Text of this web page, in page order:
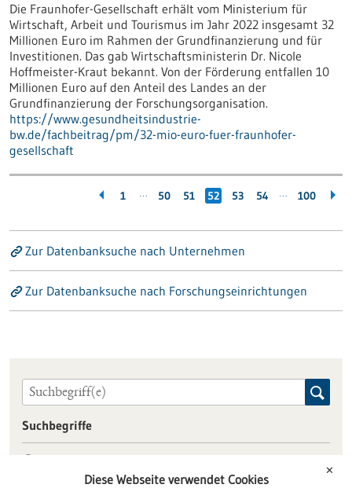
Die Fraunhofer-Gesellschaft erhält vom Ministerium für
Wirtschaft, Arbeit und Tourismus im Jahr 2022 insgesamt 32
Millionen Euro im Rahmen der Grundfinanzierung und für
Investitionen. Das gab Wirtschaftsministerin Dr. Nicole
Hoffmeister-Kraut bekannt. Von der Förderung entfallen 10
Millionen Euro auf den Anteil des Landes an der
Grundfinanzierung der Forschungsorganisation.
https://www.gesundheitsindustrie-
bw.de/fachbeitrag/pm/32-mio-euro-fuer-fraunhofer-
gesellschaft
1 … 50 51 52 53 54 … 100
Zur Datenbanksuche nach Unternehmen
Zur Datenbanksuche nach Forschungseinrichtungen
Suchbegriffe
alle Portale
✕
Diese Webseite verwendet Cookies